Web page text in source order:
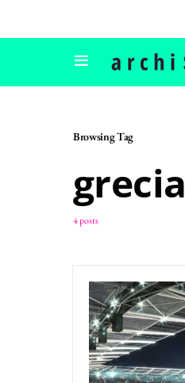
Browsing Tag
grecia
4 posts